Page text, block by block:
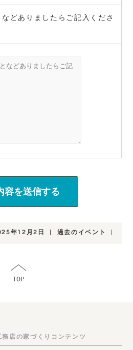
どありましたらご記入くださ
年12月2日 過去のイベント
務店の家づくりコンテンツ